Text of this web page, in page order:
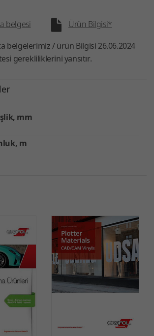
belgesi
Ürün Bilgisi*
belgelerimiz / ürün Bilgisi 26.06.2024
gerekliliklerini yansıtır.
mm
m